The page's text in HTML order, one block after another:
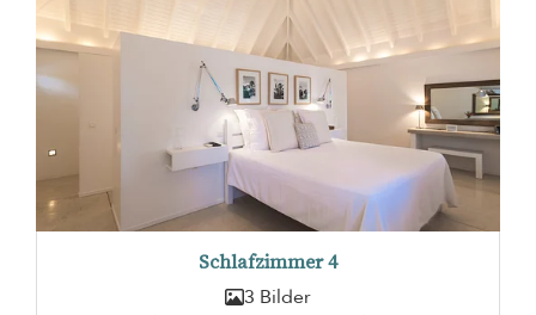
Schlafzimmer 4
3 Bilder